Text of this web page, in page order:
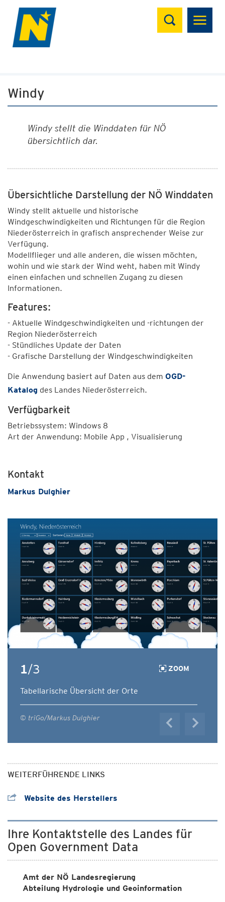
Suchen
Windy
Windy stellt die Winddaten für NÖ
übersichtlich dar.
Übersichtliche Darstellung der NÖ Winddaten
Windy stellt aktuelle und historische
Windgeschwindigkeiten und Richtungen für die Region
Niederösterreich in grafisch ansprechender Weise zur
Verfügung.
Modellflieger und alle anderen, die wissen möchten,
wohin und wie stark der Wind weht, haben mit Windy
einen einfachen und schnellen Zugang zu diesen
Informationen.
Features:
- Aktuelle Windgeschwindigkeiten und -richtungen der
Region Niederösterreich
- Stündliches Update der Daten
- Grafische Darstellung der Windgeschwindigkeiten
Die Anwendung basiert auf Daten aus dem OGD-
Katalog des Landes Niederösterreich.
Verfügbarkeit
Betriebssystem: Windows 8
Art der Anwendung: Mobile App , Visualisierung
Kontakt
Markus Dulghier
1/3 ZOOM
Tabellarische Übersicht der Orte
© triGo/Markus Dulghier
WEITERFÜHRENDE LINKS
Website des Herstellers
Ihre Kontaktstelle des Landes für
Open Government Data
Amt der NÖ Landesregierung
Abteilung Hydrologie und Geoinformation